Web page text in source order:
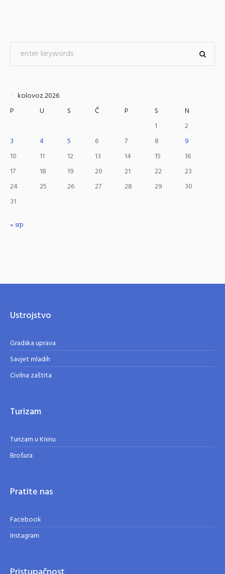
kolovoz 2026
P
U S Č P S
N
1
2
3
4 5 6 7 8
9
10
11 12 13 14 15
16
17
18 19 20 21 22
23
24
25 26 27 28 29
30
31
« srp
Ustrojstvo
Gradska uprava
Savjet mladih
Civilna zaštita
Turizam
Turizam u Kninu
Brošura
Pratite nas
Facebook
Instagram